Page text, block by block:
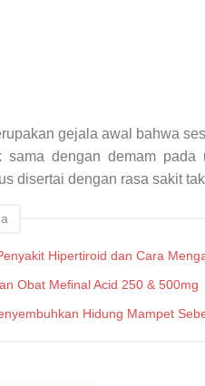
gejala awal bahwa
sama dengan demam
disertai dengan rasa sakit
Hipertiroid dan Cara
Obat Mefinal Acid 250 & 500mg
Hidung Mampet